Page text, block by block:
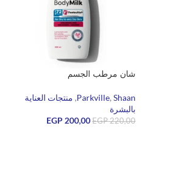
شان مرطب الجسم
Parkville,Shaan
, منتجات العناية
بالبشرة
EGP220,00
EGP 200,00